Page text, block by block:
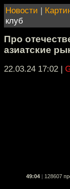
Новости |
клуб
Про
азиатские
22.03.24 17:02 |
49:04 128607